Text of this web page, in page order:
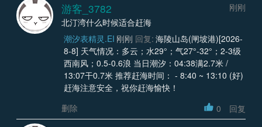
游客_3782
刚刚
北汀湾什么时候适合赶海
潮汐表精灵.EI 刚刚 回复: 海陵山岛(闸坡港)[2026-
8-8] 天气情况：多云；水29°；气27°-32°；2-3级
西南风；0.5-0.6浪 当日潮汐：04:38满2.7米 /
13:07干0.7米 推荐赶海时间： - 8:40 ~ 13:10 (好)
赶海注意安全，祝你赶海愉快！
删除
0 回复